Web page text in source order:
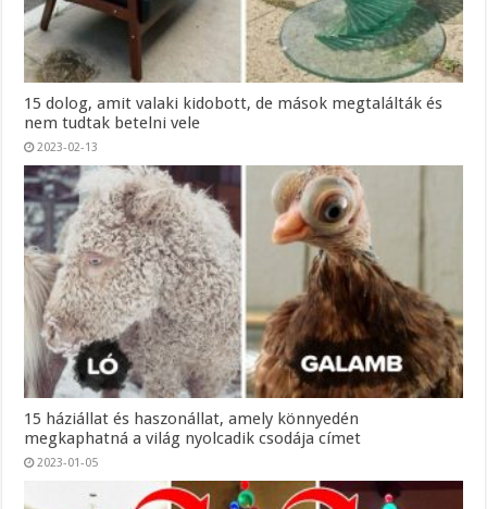
15 dolog, amit valaki kidobott, de mások megtalálták és
nem tudtak betelni vele
2023-02-13
15 háziállat és haszonállat, amely könnyedén
megkaphatná a világ nyolcadik csodája címet
2023-01-05